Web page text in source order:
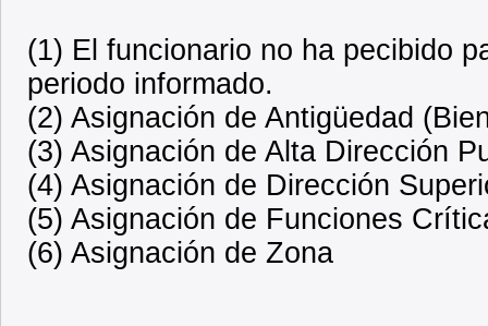
(1) El funcionario no ha pecibido
periodo informado.
(2) Asignación de Antigüedad
(3) Asignación de Alta Dirección
(4) Asignación de Dirección
(5) Asignación de Funciones
(6) Asignación de Zona